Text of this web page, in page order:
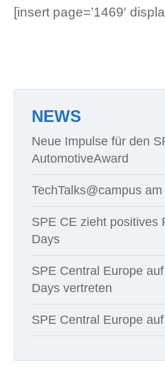
[insert page=’1469′
NEWS
Neue Impulse für den
AutomotiveAward
TechTalks@campus
SPE CE zieht positives
Days
SPE Central Europe
Days vertreten
SPE Central Europe